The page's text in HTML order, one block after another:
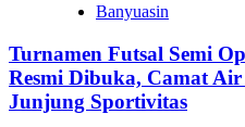
Banyuasin
Turnamen Futsal Semi
Resmi Dibuka, Camat
Junjung Sportivitas